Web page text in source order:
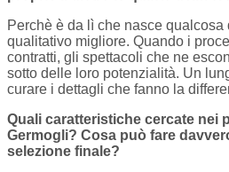
Perchè è da lì che nasce
qualitativo migliore. Quando i
contratti, gli spettacoli che ne
sotto delle loro potenzialità. Un
curare i dettagli che fanno la
Quali caratteristiche cercate nei
Germogli? Cosa può fare
selezione finale?